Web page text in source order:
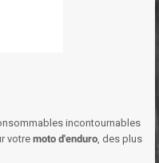
incontournables
votremoto d'enduro, des plus